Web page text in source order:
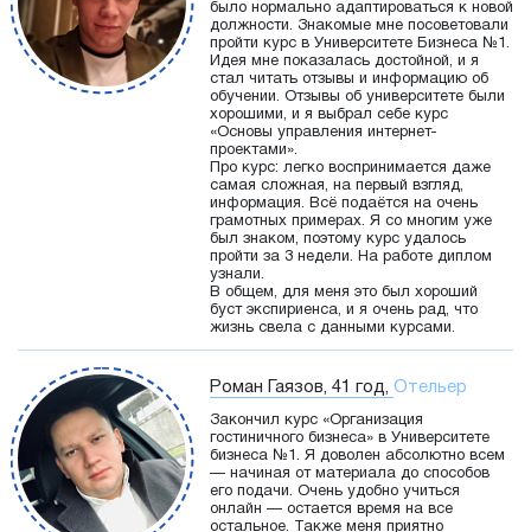
было нормально адаптироваться к новой
должности. Знакомые мне посоветовали
пройти курс в Университете Бизнеса №1.
Идея мне показалась достойной, и я
стал читать отзывы и информацию об
обучении. Отзывы об университете были
хорошими, и я выбрал себе курс
«Основы управления интернет-
проектами».
Про курс: легко воспринимается даже
самая сложная, на первый взгляд,
информация. Всё подаётся на очень
грамотных примерах. Я со многим уже
был знаком, поэтому курс удалось
пройти за 3 недели. На работе диплом
узнали.
В общем, для меня это был хороший
буст экспириенса, и я очень рад, что
жизнь свела с данными курсами.
Роман Гаязов, 41 год, Отельер
Закончил курс «Организация
гостиничного бизнеса» в Университете
бизнеса №1. Я доволен абсолютно всем
— начиная от материала до способов
его подачи. Очень удобно учиться
онлайн — остается время на все
остальное. Также меня приятно